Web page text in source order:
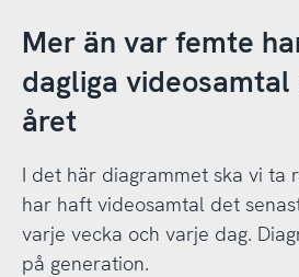
Mer än var femte
dagliga
året
I det här diagrammet ska vi ta
har haft videosamtal det
varje vecka och varje dag.
på generation.